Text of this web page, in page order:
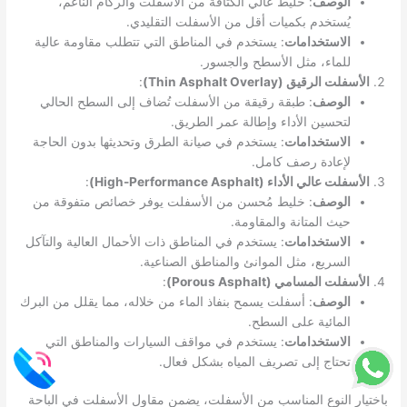
يُستخدم بكميات أقل من الأسفلت التقليدي.
الاستخدامات: يستخدم في المناطق التي تتطلب مقاومة عالية
للماء، مثل الأسطح والجسور.
الأسفلت الرقيق (Thin Asphalt Overlay)
:
الوصف: طبقة رقيقة من الأسفلت تُضاف إلى السطح الحالي
لتحسين الأداء وإطالة عمر الطريق.
الاستخدامات: يستخدم في صيانة الطرق وتحديثها بدون الحاجة
لإعادة رصف كامل.
الأسفلت عالي الأداء (High-Performance Asphalt)
:
الوصف: خليط مُحسن من الأسفلت يوفر خصائص متفوقة من
حيث المتانة والمقاومة.
الاستخدامات: يستخدم في المناطق ذات الأحمال العالية والتآكل
السريع، مثل الموانئ والمناطق الصناعية.
الأسفلت المسامي (Porous Asphalt)
:
الوصف: أسفلت يسمح بنفاذ الماء من خلاله، مما يقلل من البرك
المائية على السطح.
الاستخدامات: يستخدم في مواقف السيارات والمناطق التي
تحتاج إلى تصريف المياه بشكل فعال.
باختيار النوع المناسب من الأسفلت، يضمن مقاول الأسفلت في الباحة